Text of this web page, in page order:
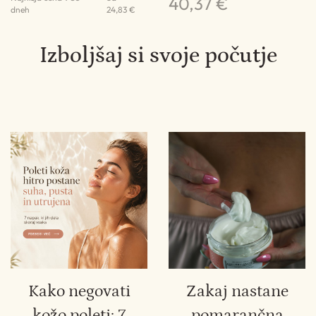
dneh
24,83 €
Izboljšaj si svoje počutje
Kako negovati
Zakaj nastane